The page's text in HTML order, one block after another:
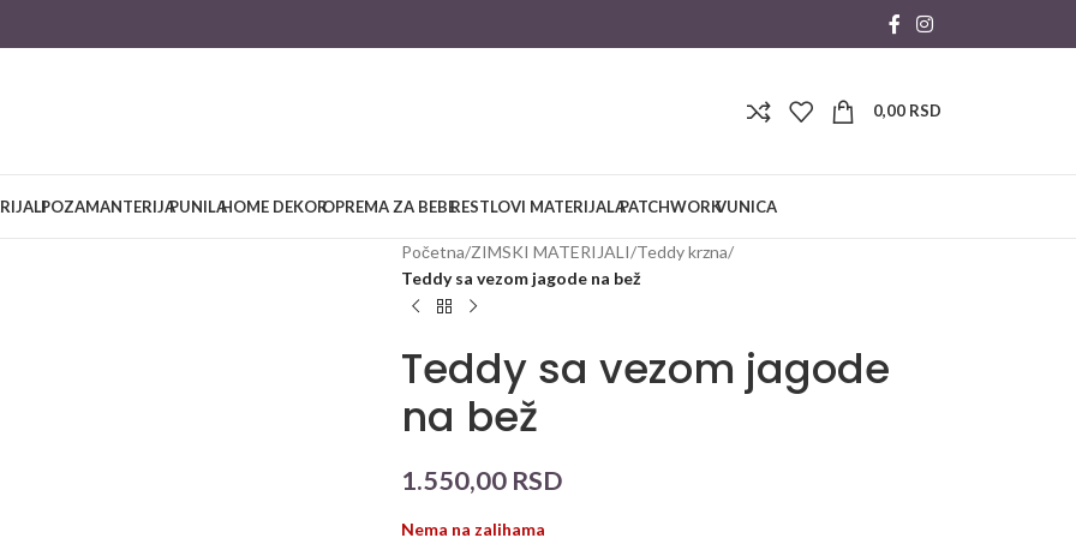
0,00 RSD
POZAMANTERIJAPUNILAHOME DEKOROPREMA ZA BEBERESTLOVI MATERIJALAPATCHWORKVUNICA
Početna/ZIMSKI MATERIJALI/Teddy krzna/
Teddy sa vezom jagode na bež
Teddy sa vezom jagode
na bež
1.550,00 RSD
Nema na zalihama